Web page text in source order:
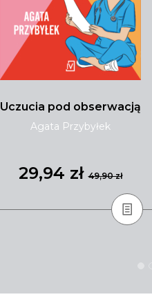
Uczucia pod obserwacją
Agata Przybyłek
29,94 zł49,90 zł